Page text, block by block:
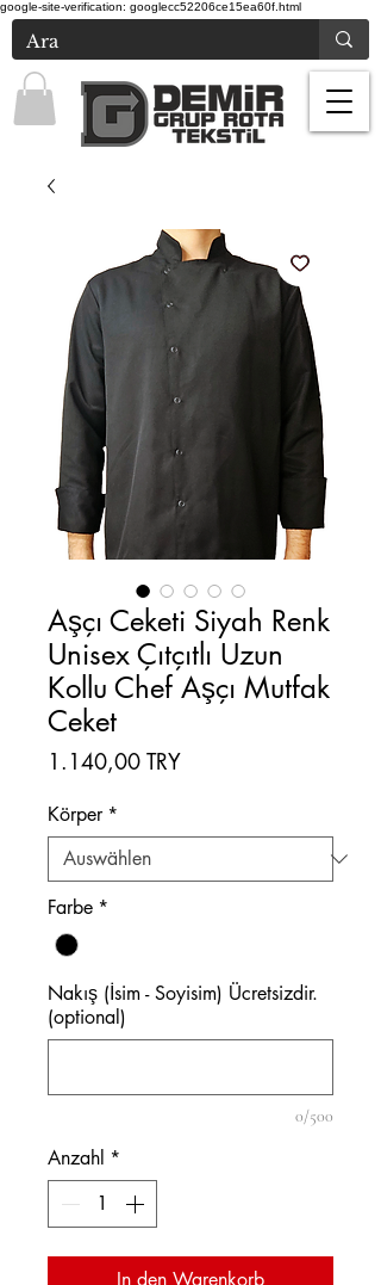
google-site-verification: googlecc52206ce15ea60f.html
Aşçı Ceketi Siyah Renk
Unisex Çıtçıtlı Uzun
Kollu Chef Aşçı Mutfak
Ceket
1.140,00 TRYPreis
Körper *
Farbe *
Nakış (İsim - Soyisim) Ücretsizdir.
(optional)
0/500
Anzahl *
In den Warenkorb